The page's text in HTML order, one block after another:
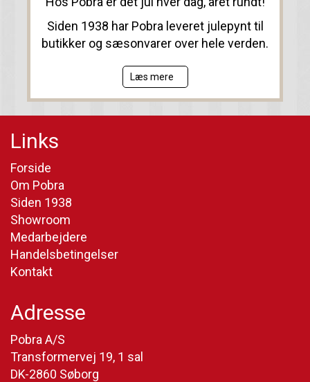
Siden 1938 har Pobra leveret julepynt til
butikker og sæsonvarer over hele verden.
Læs mere
Links
Forside
Om Pobra
Siden 1938
Showroom
Medarbejdere
Handelsbetingelser
Kontakt
Adresse
Pobra A/S
Transformervej 19, 1 sal
DK-2860 Søborg